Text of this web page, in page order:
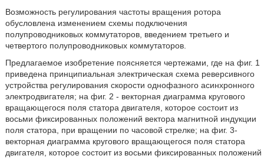
Возможность регулирования частоты вращения ротора
обусловлена изменением схемы подключения
полупроводниковых коммутаторов, введением третьего и
четвертого полупроводниковых коммутаторов.
Предлагаемое изобретение поясняется чертежами, где на фиг. 1
приведена принципиальная электрическая схема реверсивного
устройства регулирования скорости однофазного асинхронного
электродвигателя; на фиг. 2 - векторная диаграмма кругового
вращающегося поля статора двигателя, которое состоит из
восьми фиксированных положений вектора магнитной индукции
поля статора, при вращении по часовой стрелке; на фиг. 3-
векторная диаграмма кругового вращающегося поля статора
двигателя, которое состоит из восьми фиксированных положений